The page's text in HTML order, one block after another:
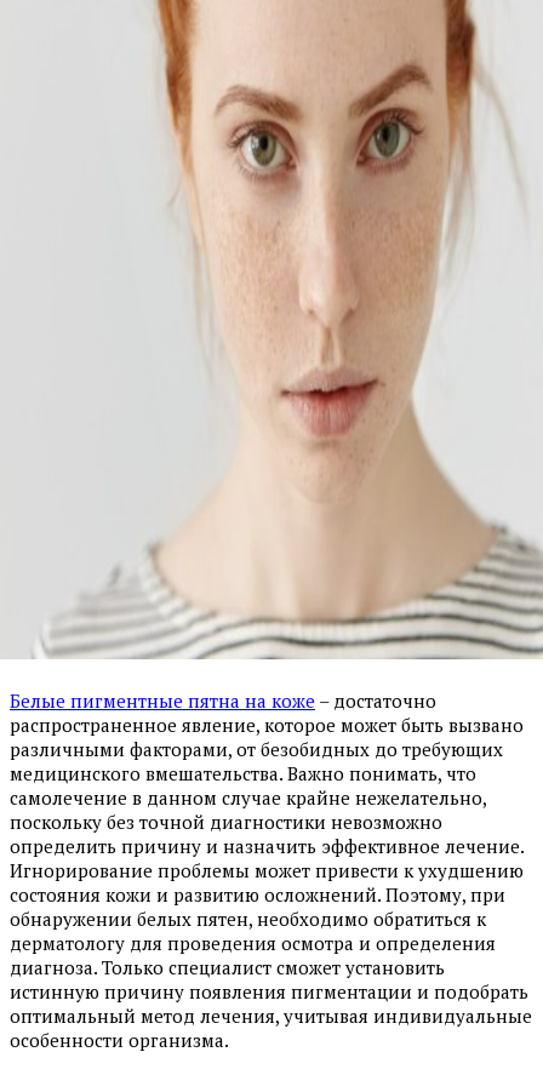
Белые пигментные пятна на коже – достаточно
распространенное явление, которое может быть вызвано
различными факторами, от безобидных до требующих
медицинского вмешательства. Важно понимать, что
самолечение в данном случае крайне нежелательно,
поскольку без точной диагностики невозможно
определить причину и назначить эффективное лечение.
Игнорирование проблемы может привести к ухудшению
состояния кожи и развитию осложнений. Поэтому, при
обнаружении белых пятен, необходимо обратиться к
дерматологу для проведения осмотра и определения
диагноза. Только специалист сможет установить
истинную причину появления пигментации и подобрать
оптимальный метод лечения, учитывая индивидуальные
особенности организма.